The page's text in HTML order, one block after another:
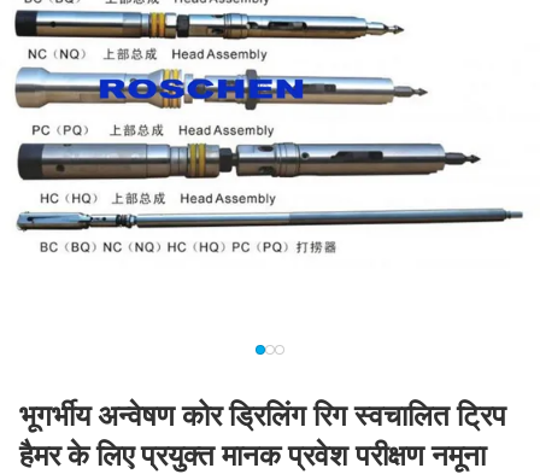
भूगर्भीय अन्वेषण कोर ड्रिलिंग रिग स्वचालित ट्रिप
हैमर के लिए प्रयुक्त मानक प्रवेश परीक्षण नमूना